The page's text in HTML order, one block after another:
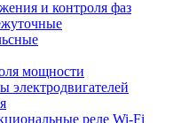
и контроля фаз
мощности
электродвигателей
реле Wi-Fi